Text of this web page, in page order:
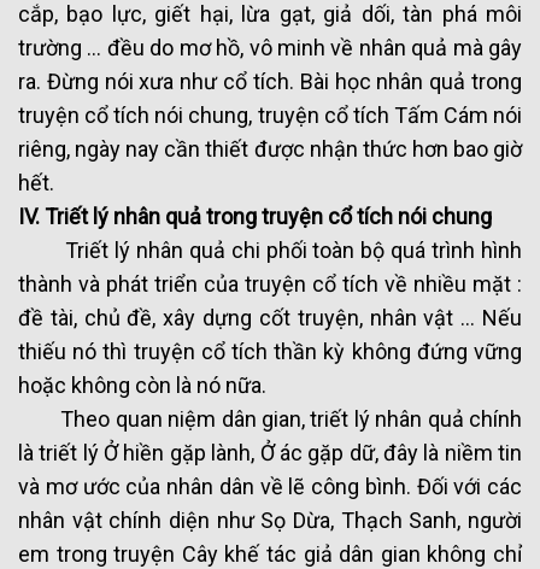
cắp, bạo lực, giết hại, lừa gạt, giả dối, tàn phá môi
trường … đều do mơ hồ, vô minh về nhân quả mà gây
ra. Đừng nói xưa như cổ tích. Bài học nhân quả trong
truyện cổ tích nói chung, truyện cổ tích Tấm Cám nói
riêng, ngày nay cần thiết được nhận thức hơn bao giờ
hết.
IV. Triết lý nhân quả trong truyện cổ tích nói chung
Triết lý nhân quả chi phối toàn bộ quá trình hình
thành và phát triển của truyện cổ tích về nhiều mặt :
đề tài, chủ đề, xây dựng cốt truyện, nhân vật … Nếu
thiếu nó thì truyện cổ tích thần kỳ không đứng vững
hoặc không còn là nó nữa.
Theo quan niệm dân gian, triết lý nhân quả chính
là triết lý Ở hiền gặp lành, Ở ác gặp dữ, đây là niềm tin
và mơ ước của nhân dân về lẽ công bình. Đối với các
nhân vật chính diện như Sọ Dừa, Thạch Sanh, người
em trong truyện Cây khế tác giả dân gian không chỉ